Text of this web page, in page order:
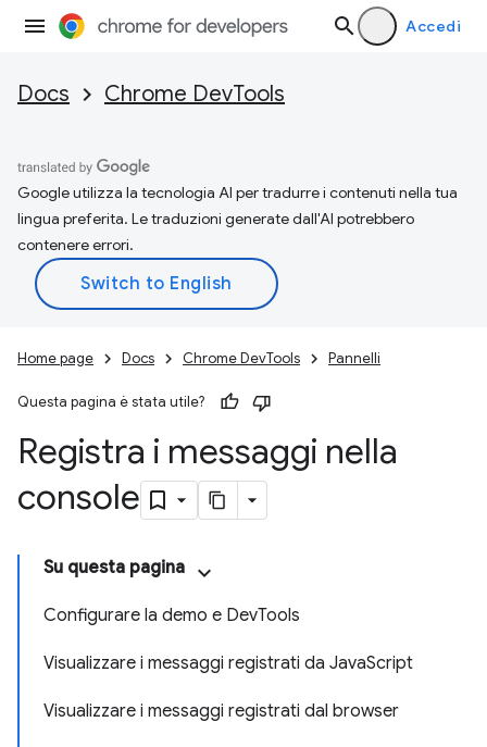
Accedi
Docs Chrome DevTools
Google utilizza la tecnologia AI per tradurre i contenuti nella tua
lingua preferita. Le traduzioni generate dall'AI potrebbero
contenere errori.
Home page Docs Chrome DevTools Pannelli
Questa pagina è stata utile?
Registra i messaggi nella
console
Su questa pagina
Configurare la demo e DevTools
Visualizzare i messaggi registrati da JavaScript
Visualizzare i messaggi registrati dal browser